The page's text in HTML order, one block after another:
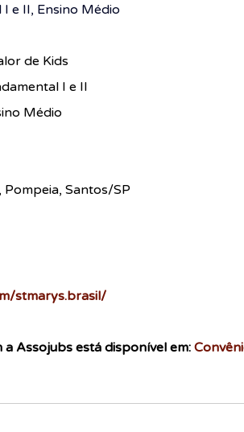
e II, Ensino Médio
de Kids
I e II
Médio
Pompeia, Santos/SP
stmarys.brasil/
Assojubs está disponível em: